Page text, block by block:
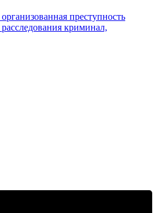
организованная преступность
расследования криминал,